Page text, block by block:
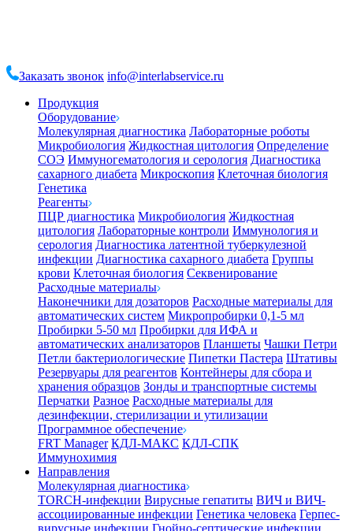
Заказать звонок info@interlabservice.ru
Продукция
Оборудование
Молекулярная диагностика Лабораторные роботы
Микробиология Жидкостная цитология Определение
СОЭ Иммуногематология и серология Диагностика
сахарного диабета Микроскопия Клеточная биология
Генетика
Реагенты
ПЦР диагностика Микробиология Жидкостная
цитология Лабораторные контроли Иммунология и
серология Диагностика латентной туберкулезной
инфекции Диагностика сахарного диабета Группы
крови Клеточная биология Секвенирование
Расходные материалы
Наконечники для дозаторов Расходные материалы для
автоматических систем Микропробирки 0,1-5 мл
Пробирки 5-50 мл Пробирки для ИФА и
автоматических анализаторов Планшеты Чашки Петри
Петли бактериологические Пипетки Пастера Штативы
Резервуары для реагентов Контейнеры для сбора и
хранения образцов Зонды и транспортные системы
Перчатки Разное Расходные материалы для
дезинфекции, стерилизации и утилизации
Программное обеспечение
FRT Manager КДЛ-МАКС КДЛ-СПК
Иммунохимия
Направления
Молекулярная диагностика
TORCH-инфекции Вирусные гепатиты ВИЧ и ВИЧ-
ассоциированные инфекции Генетика человека Герпес-
вирусные инфекции Гнойно-септические инфекции